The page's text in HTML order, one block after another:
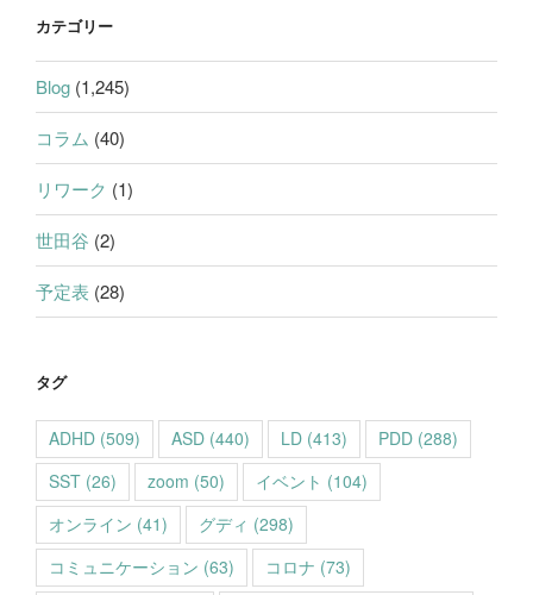
カテゴリー
Blog (1,245)
コラム (40)
リワーク (1)
世田谷 (2)
予定表 (28)
タグ
ADHD (509) ASD (440) LD (413) PDD (288)
SST (26) zoom (50) イベント (104)
オンライン (41) グディ (298)
コミュニケーション (63) コロナ (73)